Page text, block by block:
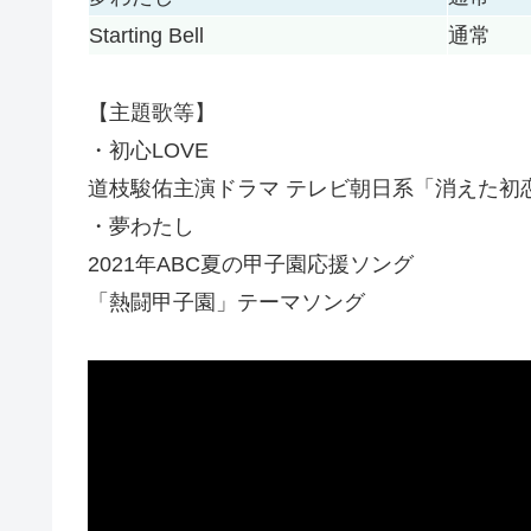
Starting Bell
通常
【主題歌等】
・初心LOVE
道枝駿佑主演ドラマ テレビ朝日系「消えた初
・夢わたし
2021年ABC夏の甲子園応援ソング
「熱闘甲子園」テーマソング